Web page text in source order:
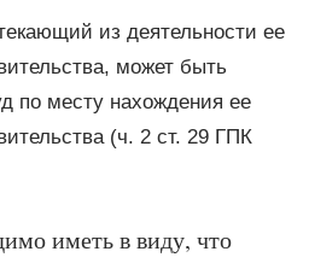
из деятельности ее
может быть
по месту нахождения ее
(ч. 2 ст. 29 ГПК
иметь в виду, что